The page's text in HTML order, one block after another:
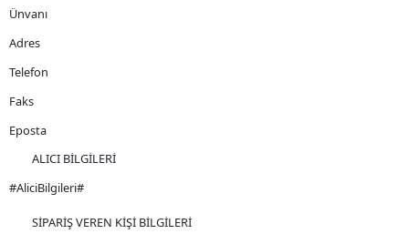
Ünvanı
Adres
Telefon
Faks
Eposta
ALICI BİLGİLERİ
#AliciBilgileri#
SİPARİŞ VEREN KİŞİ BİLGİLERİ